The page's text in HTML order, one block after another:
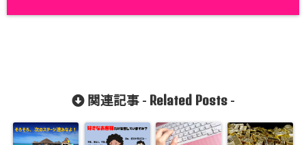
関連記事 - Related Posts-